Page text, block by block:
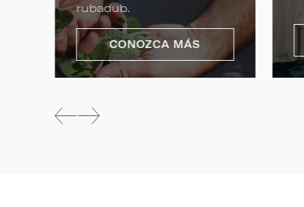
rubadub.
CONOZCA MÁS